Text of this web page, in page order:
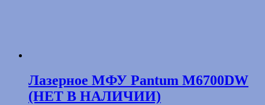
Лазерное МФУ Pantum M6700DW
(НЕТ В НАЛИЧИИ)